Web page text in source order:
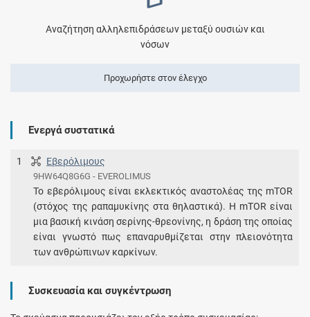
Αναζήτηση αλληλεπιδράσεων μεταξύ ουσιών και
νόσων
Προχωρήστε στον έλεγχο
Ενεργά συστατικά
1 Εβερόλιμους
9HW64Q8G6G - EVEROLIMUS
Το εβερόλιμους είναι εκλεκτικός αναστολέας της mTOR
(στόχος της ραπαμυκίνης στα θηλαστικά). Η mTOR είναι
μια βασική κινάση σερίνης-θρεονίνης, η δράση της οποίας
είναι γνωστό πως επαναρυθμίζεται στην πλειονότητα
των ανθρώπινων καρκίνων.
Συσκευασία και συγκέντρωση